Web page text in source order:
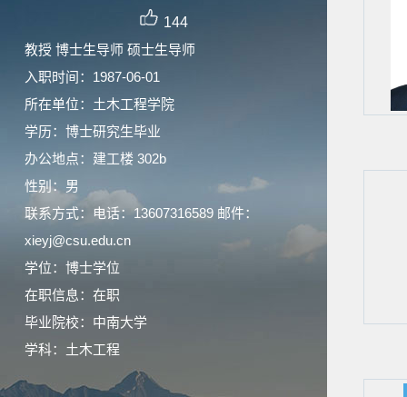
144
教授 博士生导师 硕士生导师
入职时间：1987-06-01
所在单位：土木工程学院
学历：博士研究生毕业
办公地点：建工楼 302b
性别：男
联系方式：电话：13607316589 邮件：
xieyj@csu.edu.cn
学位：博士学位
在职信息：在职
毕业院校：中南大学
学科：土木工程